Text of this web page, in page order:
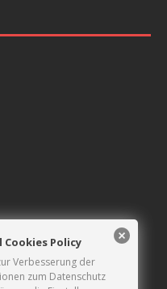
Policy
Verbesserung der
zum Datenschutz